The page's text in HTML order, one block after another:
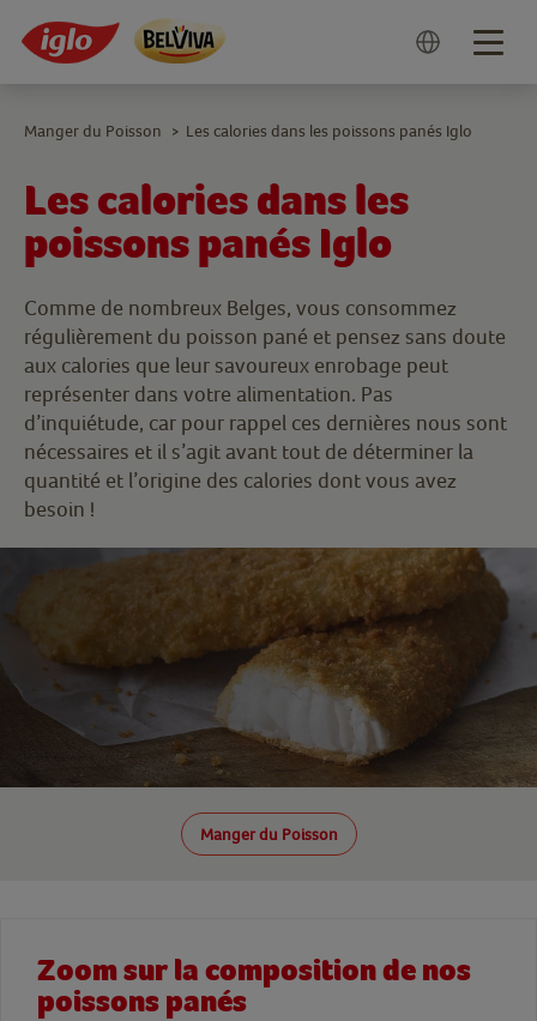
Les calories dans les
poissons panés Iglo
Comme de nombreux Belges, vous consommez
régulièrement du poisson pané et pensez sans doute
aux calories que leur savoureux enrobage peut
représenter dans votre alimentation. Pas
d’inquiétude, car pour rappel ces dernières nous sont
nécessaires et il s’agit avant tout de déterminer la
quantité et l’origine des calories dont vous avez
besoin !
Manger du Poisson
Manger du Poisson > Les calories dans les poissons panés Iglo
Zoom sur la composition de nos
poissons panés